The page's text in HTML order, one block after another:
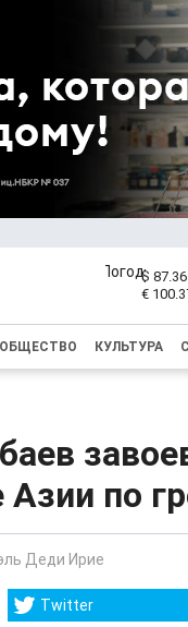
$
€
ОБЩЕСТВО КУЛЬТУРА
Азии по
Деди Ирие
Twitter